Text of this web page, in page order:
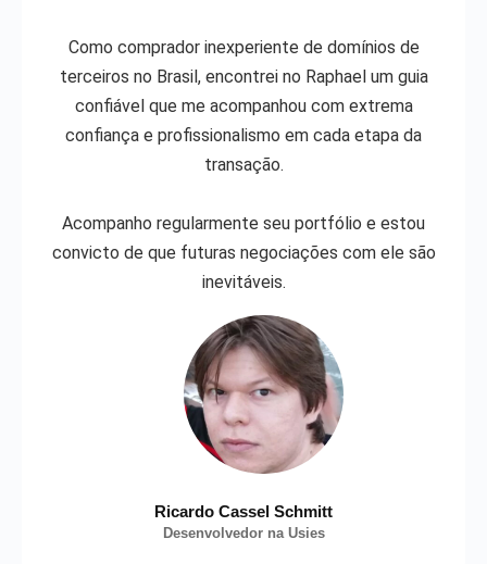
Como comprador inexperiente de domínios de
terceiros no Brasil, encontrei no Raphael um guia
confiável que me acompanhou com extrema
confiança e profissionalismo em cada etapa da
transação.
Acompanho regularmente seu portfólio e estou
convicto de que futuras negociações com ele são
inevitáveis.
Ricardo Cassel Schmitt
Desenvolvedor na Usies